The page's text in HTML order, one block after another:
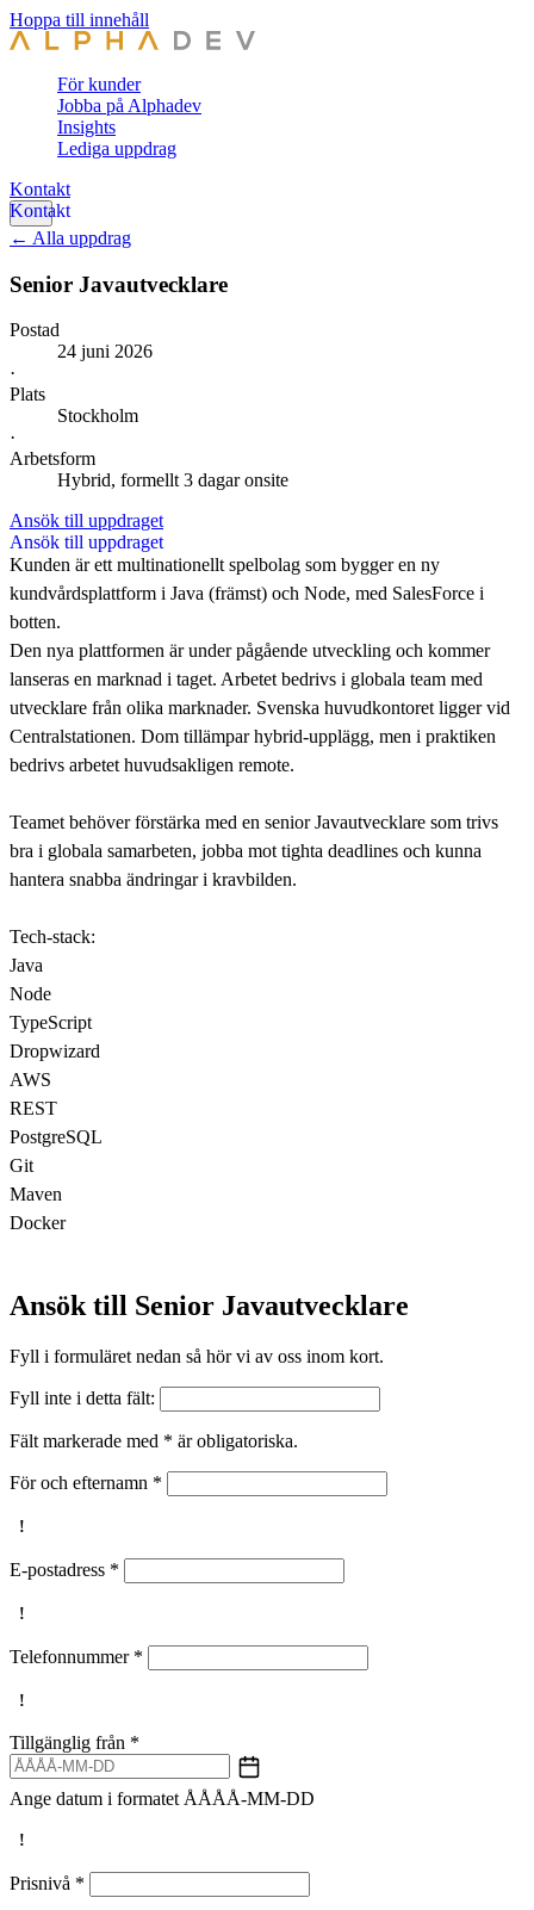
Hoppa till innehåll
För kunder
Jobba på Alphadev
Insights
Lediga uppdrag
Kontakt
← Alla uppdrag
Senior Javautvecklare
Postad
24 juni 2026
·
Plats
Stockholm
·
Arbetsform
Hybrid, formellt 3 dagar onsite
Ansök till uppdraget
Kunden är ett multinationellt spelbolag som bygger en ny
kundvårdsplattform i Java (främst) och Node, med SalesForce i
botten.
Den nya plattformen är under pågående utveckling och kommer
lanseras en marknad i taget. Arbetet bedrivs i globala team med
utvecklare från olika marknader. Svenska huvudkontoret ligger vid
Centralstationen. Dom tillämpar hybrid-upplägg, men i praktiken
bedrivs arbetet huvudsakligen remote.
Teamet behöver förstärka med en senior Javautvecklare som trivs
bra i globala samarbeten, jobba mot tighta deadlines och kunna
hantera snabba ändringar i kravbilden.
Tech-stack:
Java
Node
TypeScript
Dropwizard
AWS
REST
PostgreSQL
Git
Maven
Docker
Ansök till Senior Javautvecklare
Fyll i formuläret nedan så hör vi av oss inom kort.
Fyll inte i detta fält:
Fält markerade med * är obligatoriska.
För och efternamn *
E-postadress *
Telefonnummer*
Tillgänglig från *
Ange datum i formatet ÅÅÅÅ-MM-DD
Prisnivå *